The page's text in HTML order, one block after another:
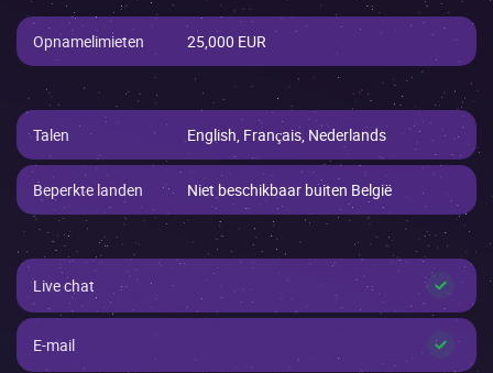
Opnamelimieten 25,000 EUR
Talen English, Français, Nederlands
Beperkte landen Niet beschikbaar buiten België
Live chat ✓
E-mail